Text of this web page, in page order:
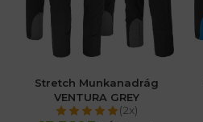
Stretch Munkanadrág
VENTURA GREY
(2x)